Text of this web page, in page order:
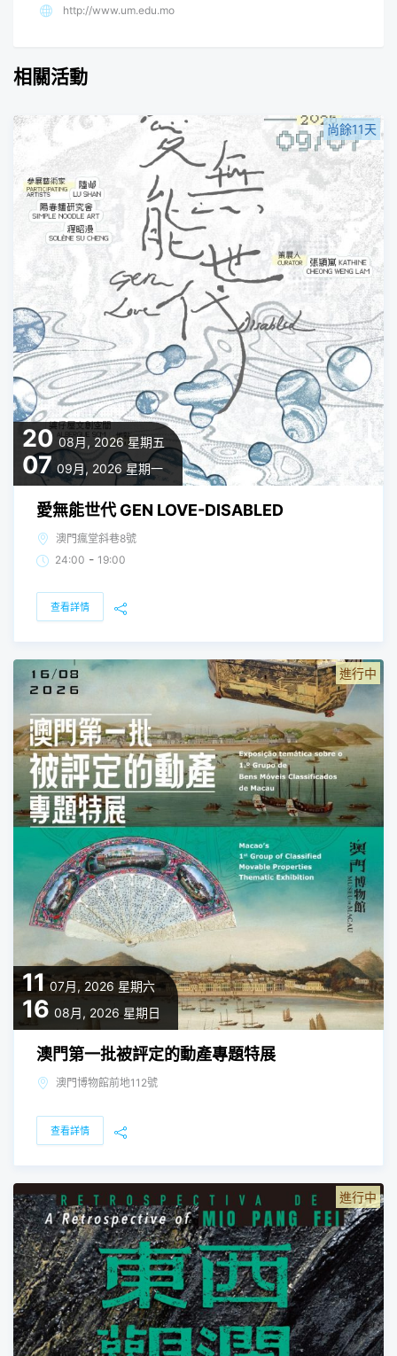
http://www.um.edu.mo
相關活動
20 08月, 2026 星期五
07 09月, 2026 星期一
尚餘11天
愛無能世代 GEN LOVE-DISABLED
澳門瘋堂斜巷8號
24:00 - 19:00
查看詳情
11 07月, 2026 星期六
16 08月, 2026 星期日
進行中
澳門第一批被評定的動產專題特展
澳門博物館前地112號
查看詳情
進行中